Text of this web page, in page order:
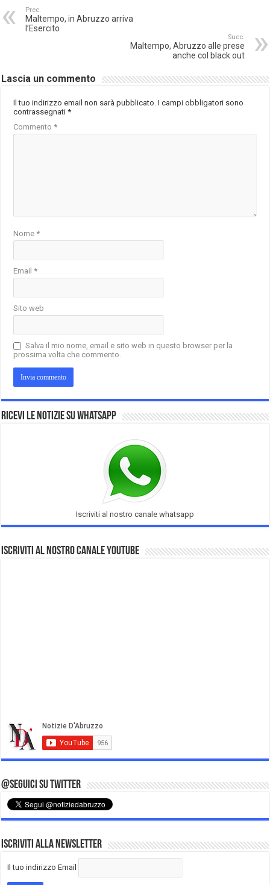
Prec.
Maltempo, in Abruzzo arriva
l’Esercito
Succ.
Maltempo, Abruzzo alle prese
anche col black out
Lascia un commento
Il tuo indirizzo email non sarà pubblicato. I campi obbligatori sono
contrassegnati*
Commento*
Nome*
Email*
Sito web
Salva il mio nome, email e sito web in questo browser per la
prossima volta che commento.
Ricevi le notizie su Whatsapp
Iscriviti al nostro canale whatsapp
Iscriviti al nostro Canale Youtube
@Seguici su Twitter
Iscriviti alla Newsletter
Il tuo indirizzo Email